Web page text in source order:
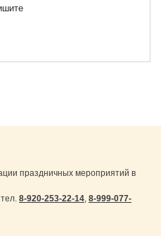
праздничных мероприятий в
8-920-253-22-14, 8-999-077-